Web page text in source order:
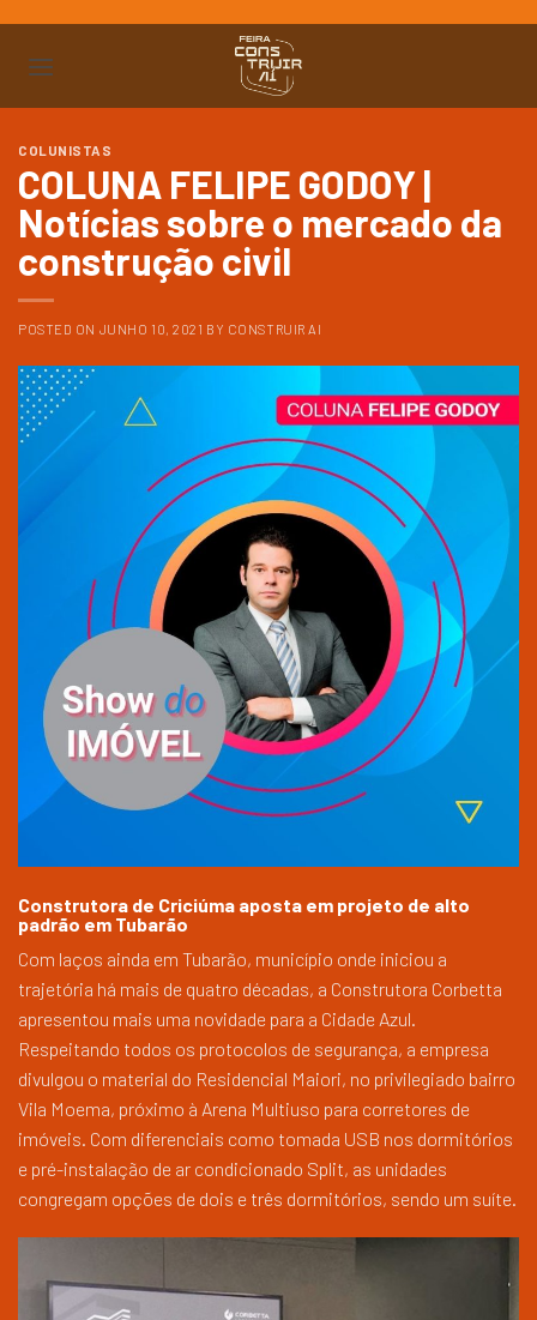
para
COLUNISTAS
COLUNA FELIPE GODOY |
Notícias sobre o mercado da
construção civil
POSTED ON JUNHO 10, 2021 BY CONSTRUIR AI
Construtora de Criciúma aposta em projeto de alto
padrão em Tubarão
Com laços ainda em Tubarão, município onde iniciou a
trajetória há mais de quatro décadas, a Construtora Corbetta
apresentou mais uma novidade para a Cidade Azul.
Respeitando todos os protocolos de segurança, a empresa
divulgou o material do Residencial Maiori, no privilegiado bairro
Vila Moema, próximo à Arena Multiuso para corretores de
imóveis. Com diferenciais como tomada USB nos dormitórios
e pré-instalação de ar condicionado Split, as unidades
congregam opções de dois e três dormitórios, sendo um suíte.